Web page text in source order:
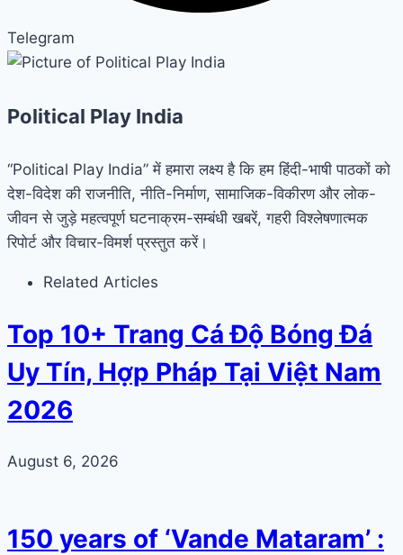
Telegram
Political Play India
“Political Play India” में हमारा लक्ष्य है कि हम हिंदी-भाषी पाठकों को
देश-विदेश की राजनीति, नीति-निर्माण, सामाजिक-विकीरण और लोक-
जीवन से जुड़े महत्वपूर्ण घटनाक्रम-सम्बंधी खबरें, गहरी विश्लेषणात्मक
रिपोर्ट और विचार-विमर्श प्रस्तुत करें।
Related Articles
Top 10+ Trang Cá Độ Bóng Đá
Uy Tín, Hợp Pháp Tại Việt Nam
2026
August 6, 2026
150 years of ‘Vande Mataram’ :